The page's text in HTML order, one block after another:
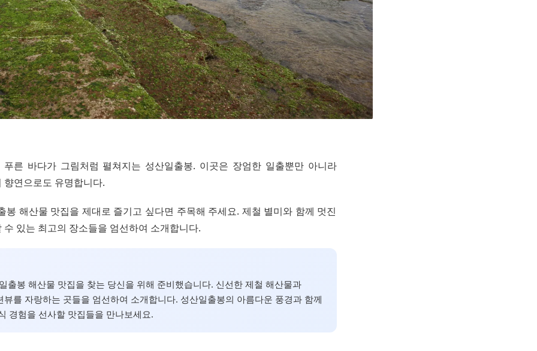
른 바다가 그림처럼 펼쳐지는 성산일출봉. 이곳은 장엄한 일출뿐만 아니라
향연으로도 유명합니다.
봉 해산물 맛집을 제대로 즐기고 싶다면 주목해 주세요. 제철 별미와 함께 멋진
있는 최고의 장소들을 엄선하여 소개합니다.
출봉 해산물 맛집을 찾는 당신을 위해 준비했습니다. 신선한 제철 해산물과
뷰를 자랑하는 곳들을 엄선하여 소개합니다. 성산일출봉의 아름다운 풍경과 함께
경험을 선사할 맛집들을 만나보세요.